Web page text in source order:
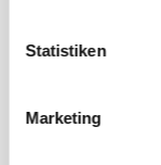
Statistiken
Marketing
April 2019
Februar 2019